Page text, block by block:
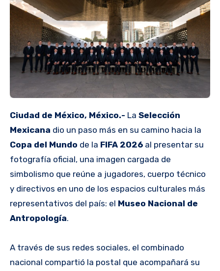
Ciudad de México, México.- La Selección
Mexicana dio un paso más en su camino hacia la
Copa del Mundo de la FIFA 2026 al presentar su
fotografía oficial, una imagen cargada de
simbolismo que reúne a jugadores, cuerpo técnico
y directivos en uno de los espacios culturales más
representativos del país: el Museo Nacional de
Antropología.
A través de sus redes sociales, el combinado
nacional compartió la postal que acompañará su